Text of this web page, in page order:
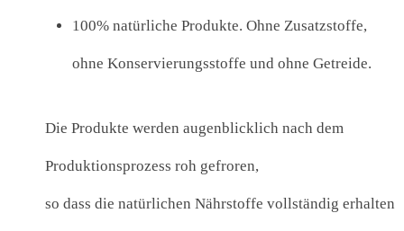
100% natürliche Produkte. Ohne Zusatzstoffe,
ohne Konservierungsstoffe und ohne Getreide.
Die Produkte werden augenblicklich nach dem
Produktionsprozess roh gefroren,
so dass die natürlichen Nährstoffe vollständig erhalten